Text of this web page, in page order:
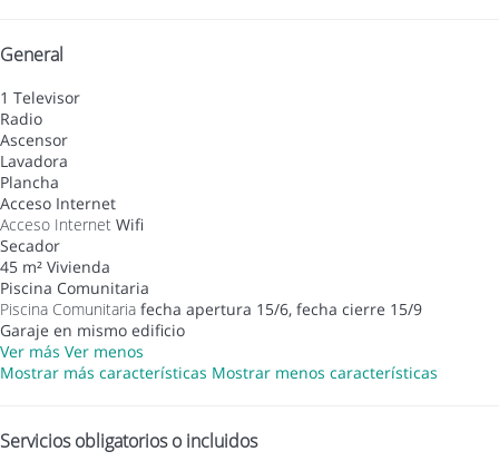
General
1 Televisor
Radio
Ascensor
Lavadora
Plancha
Acceso Internet
Acceso Internet Wifi
Secador
45 m² Vivienda
Piscina Comunitaria
Piscina Comunitaria fecha apertura 15/6, fecha cierre 15/9
Garaje en mismo edificio
Ver más Ver menos
Mostrar más características Mostrar menos características
Servicios obligatorios o incluidos